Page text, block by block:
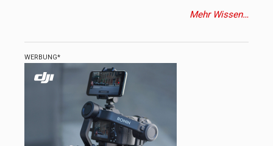
Mehr Wissen…
WERBUNG*